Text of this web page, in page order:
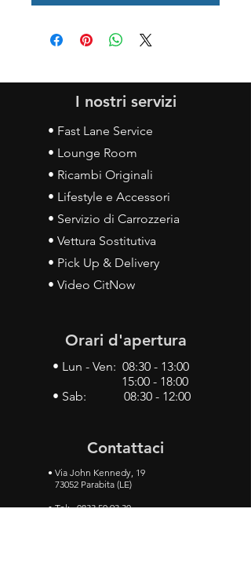
I nostri servizi
• Fast Lane Service
• Lounge Room
• Ricambi Originali
• Lifestyle e Accessori
• Servizio di Carrozzeria
• Vettura Sostitutiva
• Pick Up & Delivery
• Video CitNow
Orari d'apertura
• Lun - Ven: 08:30 - 13:00
15:00 - 18:00
• Sab: 08:30 - 12:00
Contattaci
• Via John Kennedy, 19
73052 Parabita (LE)
• Tel:0833 50 93 30